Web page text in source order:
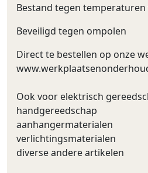
Bestand tegen temperaturen
Beveiligd tegen ompolen
Direct te bestellen op onze
Ook voor elektrisch
handgereedschap
aanhangermaterialen
verlichtingsmaterialen
diverse andere artikelen